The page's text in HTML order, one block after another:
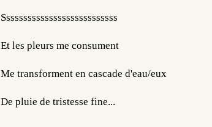
Sssssssssssssssssssssssssss
Et les pleurs me consument
Me transforment en ​​​cascade d'eau/eux
De pluie de tristesse fine...